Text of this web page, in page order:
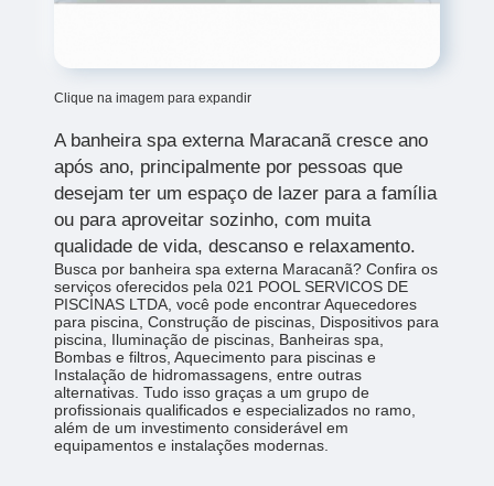
Clique na imagem para expandir
A banheira spa externa Maracanã cresce ano
após ano, principalmente por pessoas que
desejam ter um espaço de lazer para a família
ou para aproveitar sozinho, com muita
qualidade de vida, descanso e relaxamento.
Busca por banheira spa externa Maracanã? Confira os
serviços oferecidos pela 021 POOL SERVICOS DE
PISCINAS LTDA, você pode encontrar Aquecedores
para piscina, Construção de piscinas, Dispositivos para
piscina, Iluminação de piscinas, Banheiras spa,
Bombas e filtros, Aquecimento para piscinas e
Instalação de hidromassagens, entre outras
alternativas. Tudo isso graças a um grupo de
profissionais qualificados e especializados no ramo,
além de um investimento considerável em
equipamentos e instalações modernas.